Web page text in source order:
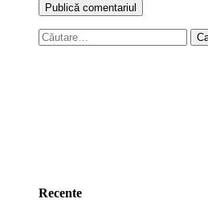
Caută
după:
Recente